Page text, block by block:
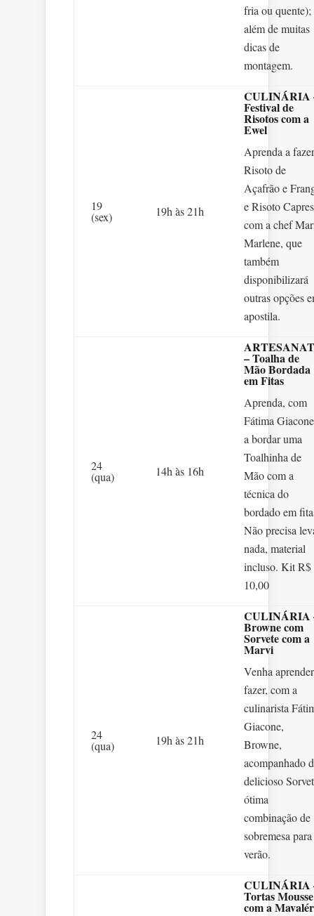
fria ou quente);
além de muitas
dicas de
montagem.
19
(sex) 19h às 21h
CULINÁRIA
Festival de
Risotos com a
Ewel
Aprenda a fazer
Risoto de
Açafrão e
e Risoto
com a chef
Marlene, que
também
disponibilizará
outras opções
apostila.
24
(qua) 14h às 16h
– Toalha de
Mão Bordada
em Fitas
Aprenda, com
Fátima
a bordar uma
Toalhinha de
Mão com a
técnica do
bordado em
Não precisa
nada, material
incluso. Kit R$
10,00
24
(qua) 19h às 21h
CULINÁRIA
Browne com
Sorvete com a
Marvi
Venha
fazer, com a
culinarista
Giacone,
Browne,
acompanhado
delicioso
ótima
combinação de
sobremesa
verão.
CULINÁRIA
Tortas Mousse
com a